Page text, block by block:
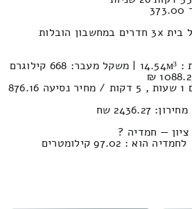
כמה יעלה לכם העברת של בית 3x חדרים במחשבון הובלות
נפח חפצים במשאית : 14.54м³ | משקל מעבר: 668 קילוגרם
זמן נסיעה בין ערים 1 שעות , 5 דקות / מחיר נסיעה 876.16
שח
— חמדיה ?
: 97.02 קילומטרים